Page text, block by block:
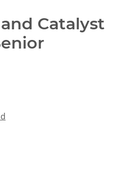
Catalyst